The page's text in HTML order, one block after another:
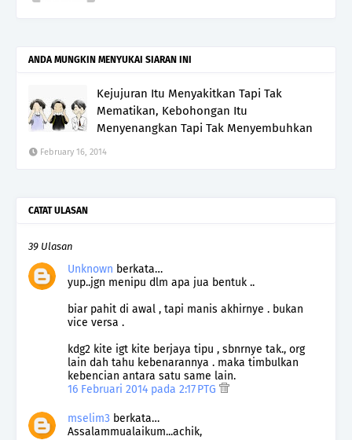
ANDA MUNGKIN MENYUKAI SIARAN INI
Kejujuran Itu Menyakitkan Tapi Tak
Mematikan, Kebohongan Itu
Menyenangkan Tapi Tak Menyembuhkan
February 16, 2014
CATAT ULASAN
39 Ulasan
Unknown berkata…
yup..jgn menipu dlm apa jua bentuk ..
biar pahit di awal , tapi manis akhirnye . bukan
vice versa .
kdg2 kite igt kite berjaya tipu , sbnrnye tak., org
lain dah tahu kebenarannya . maka timbulkan
kebencian antara satu same lain.
16 Februari 2014 pada 2:17 PTG
mselim3 berkata…
Assalammualaikum...achik,